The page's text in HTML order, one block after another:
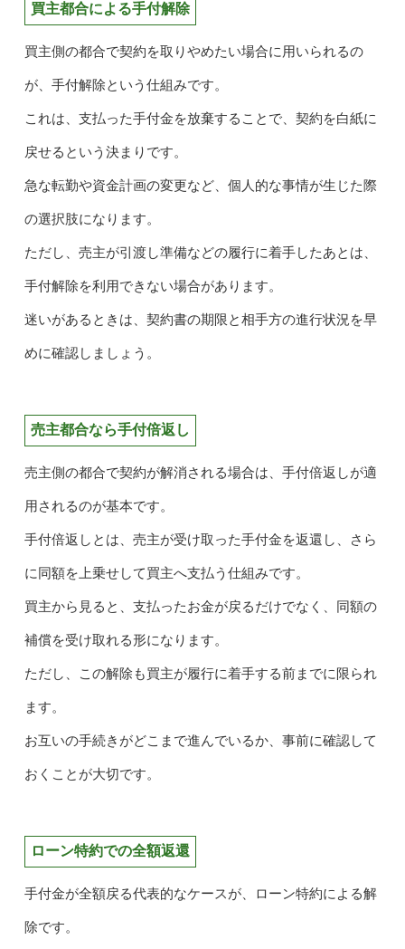
買主都合による手付解除
買主側の都合で契約を取りやめたい場合に用いられるの
が、手付解除という仕組みです。
これは、支払った手付金を放棄することで、契約を白紙に
戻せるという決まりです。
急な転勤や資金計画の変更など、個人的な事情が生じた際
の選択肢になります。
ただし、売主が引渡し準備などの履行に着手したあとは、
手付解除を利用できない場合があります。
迷いがあるときは、契約書の期限と相手方の進行状況を早
めに確認しましょう。
売主都合なら手付倍返し
売主側の都合で契約が解消される場合は、手付倍返しが適
用されるのが基本です。
手付倍返しとは、売主が受け取った手付金を返還し、さら
に同額を上乗せして買主へ支払う仕組みです。
買主から見ると、支払ったお金が戻るだけでなく、同額の
補償を受け取れる形になります。
ただし、この解除も買主が履行に着手する前までに限られ
ます。
お互いの手続きがどこまで進んでいるか、事前に確認して
おくことが大切です。
ローン特約での全額返還
手付金が全額戻る代表的なケースが、ローン特約による解
除です。